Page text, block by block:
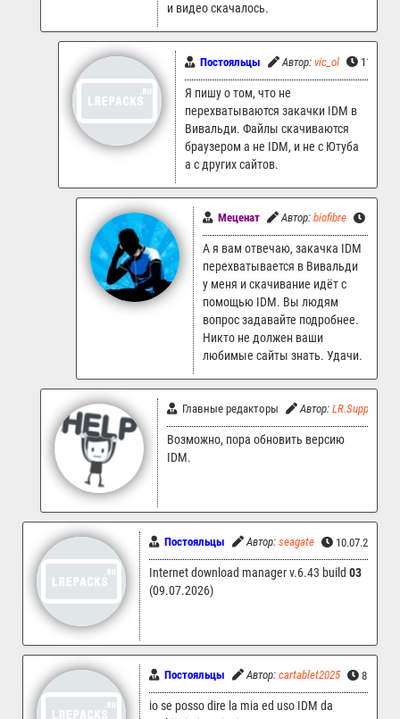
и видео скачалось.
Постояльцы Автор: vic_ol
Я пишу о том, что не
перехватываются закачки IDM в
Вивальди. Файлы скачиваются
браузером а не IDM, и не с Ютуба
а с других сайтов.
Меценат Автор: biofibre
А я вам отвечаю, закачка IDM
перехватывается в Вивальди
у меня и скачивание идёт с
помощью IDM. Вы людям
вопрос задавайте подробнее.
Никто не должен ваши
любимые сайты знать. Удачи.
Главные редакторы Автор: LR.Support
Возможно, пора обновить версию
IDM.
Постояльцы Автор: seagate 10.07.2026
Internet download manager v.6.43 build 03
(09.07.2026)
Постояльцы Автор: cartablet2025
io se posso dire la mia ed uso IDM da